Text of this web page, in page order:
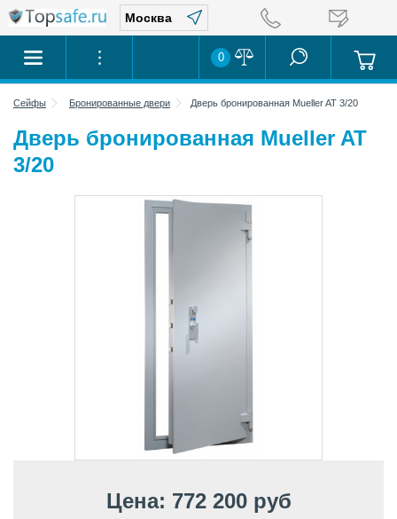
0
Сейфы Бронированные двери Дверь бронированная Mueller AT 3/20
Дверь бронированная Mueller AT
3/20
Цена: 772 200 руб